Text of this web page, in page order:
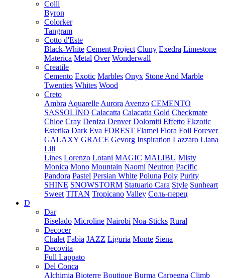
Colli
Byron
Colorker
Tangram
Cotto d'Este
Black-White Cement Project Cluny Exedra Limestone
Materica Metal Over Wonderwall
Creatile
Cemento Exotic Marbles Onyx Stone And Marble
Twenties Whites Wood
Creto
Ambra Aquarelle Aurora Avenzo CEMENTO
SASSOLINO Calacatta Calacatta Gold Checkmate
Chloe Cray Deniza Denver Dolomiti Effetto Ekzotic
Estetika Dark Eva FOREST Flamel Flora Foil Forever
GALAXY GRACE Gevorg Inspiration Lazzaro Liana
Lili
Lines Lorenzo Lotani MAGIC MALIBU Misty
Monica Mono Mountain Naomi Neutron Pacific
Pandora Pastel Persian White Poluna Poly Purity
SHINE SNOWSTORM Statuario Cara Style Sunheart
Sweet TITAN Tropicano Valley Соль-перец
D
Dar
Biselado Microline Nairobi Noa-Sticks Rural
Decocer
Chalet Fabia JAZZ Liguria Monte Siena
Decovita
Full Lappato
Del Conca
Alchimia Bioterre Boutique Burma Carpegna Climb